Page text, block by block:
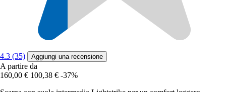
4.3 (35) Aggiungi una recensione
A partire da
160,00 € 100,38 € -37%